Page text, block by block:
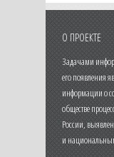
О ПРОЕКТЕ
Задачами
его появления
информации о
обществе
России,
и